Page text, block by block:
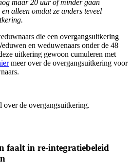
maar 20 uur of minder gaan
alleen omdat ze anders teveel
die een overgangsuitkering
en weduwenaars onder de 48
uitkering gewoon cumuleren met
meer over de overgangsuitkering voor
over de overgangsuitkering.
faalt in re-integratiebeleid